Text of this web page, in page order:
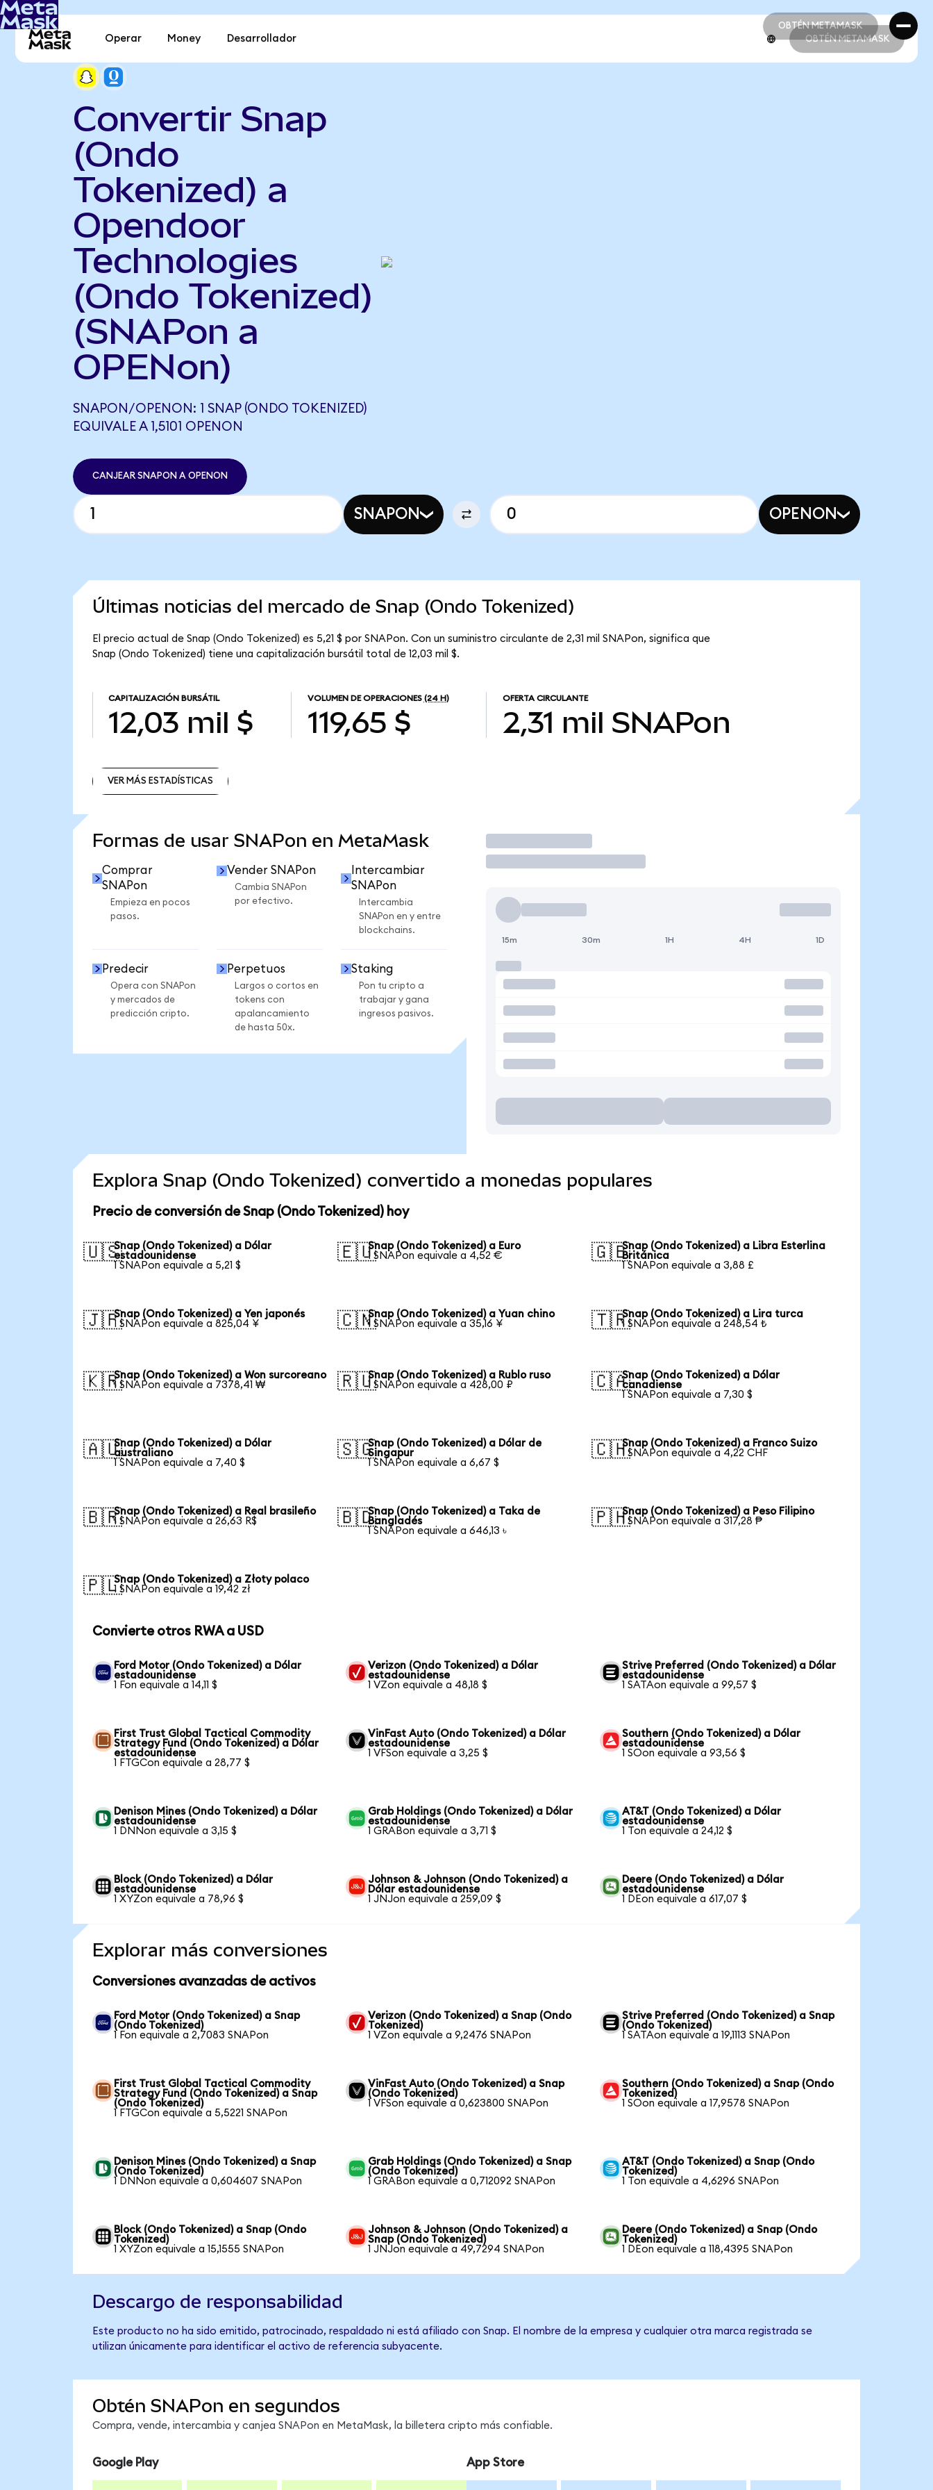
OBTÉN METAMASK
OBTÉN METAMASK
Operar Money Desarrollador OBTÉN METAMASK
Convertir Snap
(Ondo
Tokenized) a
Opendoor
Technologies
(Ondo Tokenized)
(SNAPon a
OPENon)
SNAPON/OPENON: 1 SNAP (ONDO TOKENIZED)
EQUIVALE A 1,5101 OPENON
CANJEAR SNAPON A OPENON
SNAPON OPENON
Últimas noticias del mercado de Snap (Ondo Tokenized)
El precio actual de Snap (Ondo Tokenized) es 5,21 $ por SNAPon. Con un suministro circulante de 2,31 mil SNAPon, significa que
Snap (Ondo Tokenized) tiene una capitalización bursátil total de 12,03 mil $.
CAPITALIZACIÓN BURSÁTIL
12,03 mil $
VOLUMEN DE OPERACIONES (24 H)
119,65 $
OFERTA CIRCULANTE
2,31 mil SNAPon
VER MÁS ESTADÍSTICAS
Formas de usar SNAPon en MetaMask
Comprar
SNAPon
Empieza en pocos
pasos.
Vender SNAPon
Cambia SNAPon
por efectivo.
Intercambiar
SNAPon
Intercambia
SNAPon en y entre
blockchains.
Predecir
Opera con SNAPon
y mercados de
predicción cripto.
Perpetuos
Largos o cortos en
tokens con
apalancamiento
de hasta 50x.
Staking
Pon tu cripto a
trabajar y gana
ingresos pasivos.
Operar
15m 30m 1H 4H 1D
Explora Snap (Ondo Tokenized) convertido a monedas populares
Precio de conversión de Snap (Ondo Tokenized) hoy
🇺🇸Snap (Ondo Tokenized) a Dólar
estadounidense
1 SNAPon equivale a 5,21 $
🇪🇺Snap (Ondo Tokenized) a Euro
1 SNAPon equivale a 4,52 €
🇬🇧Snap (Ondo Tokenized) a Libra Esterlina
Británica
1 SNAPon equivale a 3,88 £
🇯🇵Snap (Ondo Tokenized) a Yen japonés
1 SNAPon equivale a 825,04 ¥
🇨🇳Snap (Ondo Tokenized) a Yuan chino
1 SNAPon equivale a 35,16 ¥
🇹🇷Snap (Ondo Tokenized) a Lira turca
1 SNAPon equivale a 248,54 ₺
🇰🇷Snap (Ondo Tokenized) a Won surcoreano
1 SNAPon equivale a 7378,41 ₩
🇷🇺Snap (Ondo Tokenized) a Rublo ruso
1 SNAPon equivale a 428,00 ₽
🇨🇦Snap (Ondo Tokenized) a Dólar
canadiense
1 SNAPon equivale a 7,30 $
🇦🇺Snap (Ondo Tokenized) a Dólar
australiano
1 SNAPon equivale a 7,40 $
🇸🇬Snap (Ondo Tokenized) a Dólar de
Singapur
1 SNAPon equivale a 6,67 $
🇨🇭Snap (Ondo Tokenized) a Franco Suizo
1 SNAPon equivale a 4,22 CHF
🇧🇷Snap (Ondo Tokenized) a Real brasileño
1 SNAPon equivale a 26,63 R$
🇧🇩Snap (Ondo Tokenized) a Taka de
Bangladés
1 SNAPon equivale a 646,13 ৳
🇵🇭Snap (Ondo Tokenized) a Peso Filipino
1 SNAPon equivale a 317,28 ₱
🇵🇱Snap (Ondo Tokenized) a Złoty polaco
1 SNAPon equivale a 19,42 zł
Convierte otros RWA a USD
Ford Motor (Ondo Tokenized) a Dólar
estadounidense
1 Fon equivale a 14,11 $
Verizon (Ondo Tokenized) a Dólar
estadounidense
1 VZon equivale a 48,18 $
Strive Preferred (Ondo Tokenized) a Dólar
estadounidense
1 SATAon equivale a 99,57 $
First Trust Global Tactical Commodity
Strategy Fund (Ondo Tokenized) a Dólar
estadounidense
1 FTGCon equivale a 28,77 $
VinFast Auto (Ondo Tokenized) a Dólar
estadounidense
1 VFSon equivale a 3,25 $
Southern (Ondo Tokenized) a Dólar
estadounidense
1 SOon equivale a 93,56 $
Denison Mines (Ondo Tokenized) a Dólar
estadounidense
1 DNNon equivale a 3,15 $
Grab Holdings (Ondo Tokenized) a Dólar
estadounidense
1 GRABon equivale a 3,71 $
AT&T (Ondo Tokenized) a Dólar
estadounidense
1 Ton equivale a 24,12 $
Block (Ondo Tokenized) a Dólar
estadounidense
1 XYZon equivale a 78,96 $
Johnson & Johnson (Ondo Tokenized) a
Dólar estadounidense
1 JNJon equivale a 259,09 $
Deere (Ondo Tokenized) a Dólar
estadounidense
1 DEon equivale a 617,07 $
Explorar más conversiones
Conversiones avanzadas de activos
Ford Motor (Ondo Tokenized) a Snap
(Ondo Tokenized)
1 Fon equivale a 2,7083 SNAPon
Verizon (Ondo Tokenized) a Snap (Ondo
Tokenized)
1 VZon equivale a 9,2476 SNAPon
Strive Preferred (Ondo Tokenized) a Snap
(Ondo Tokenized)
1 SATAon equivale a 19,1113 SNAPon
First Trust Global Tactical Commodity
Strategy Fund (Ondo Tokenized) a Snap
(Ondo Tokenized)
1 FTGCon equivale a 5,5221 SNAPon
VinFast Auto (Ondo Tokenized) a Snap
(Ondo Tokenized)
1 VFSon equivale a 0,623800 SNAPon
Southern (Ondo Tokenized) a Snap (Ondo
Tokenized)
1 SOon equivale a 17,9578 SNAPon
Denison Mines (Ondo Tokenized) a Snap
(Ondo Tokenized)
1 DNNon equivale a 0,604607 SNAPon
Grab Holdings (Ondo Tokenized) a Snap
(Ondo Tokenized)
1 GRABon equivale a 0,712092 SNAPon
AT&T (Ondo Tokenized) a Snap (Ondo
Tokenized)
1 Ton equivale a 4,6296 SNAPon
Block (Ondo Tokenized) a Snap (Ondo
Tokenized)
1 XYZon equivale a 15,1555 SNAPon
Johnson & Johnson (Ondo Tokenized) a
Snap (Ondo Tokenized)
1 JNJon equivale a 49,7294 SNAPon
Deere (Ondo Tokenized) a Snap (Ondo
Tokenized)
1 DEon equivale a 118,4395 SNAPon
Descargo de responsabilidad
Este producto no ha sido emitido, patrocinado, respaldado ni está afiliado con Snap. El nombre de la empresa y cualquier otra marca registrada se
utilizan únicamente para identificar el activo de referencia subyacente.
Obtén SNAPon en segundos
Compra, vende, intercambia y canjea SNAPon en MetaMask, la billetera cripto más confiable.
Google Play App Store